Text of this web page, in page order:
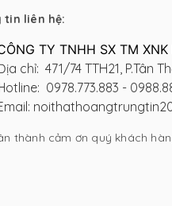
tin liên hệ:
TY TNHH SX TM
chỉ: 471/74 TTH21, P.Tân
0978.773.883 -
thành cảm ơn quý khách